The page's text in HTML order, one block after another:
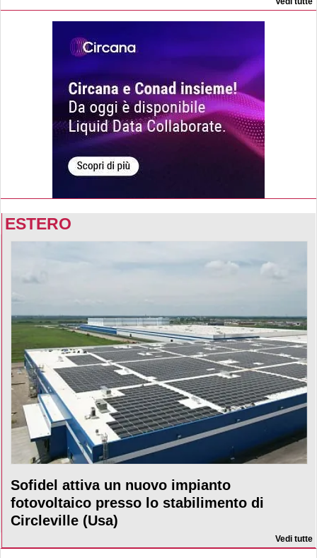
ESTERO
Sofidel attiva un nuovo impianto
fotovoltaico presso lo stabilimento di
Circleville (Usa)
Vedi tutte